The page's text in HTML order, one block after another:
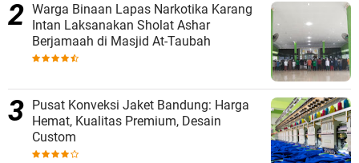
Warga Binaan Lapas Narkotika Karang
Intan Laksanakan Sholat Ashar
Berjamaah di Masjid At-Taubah
Pusat Konveksi Jaket Bandung: Harga
Hemat, Kualitas Premium, Desain
Custom